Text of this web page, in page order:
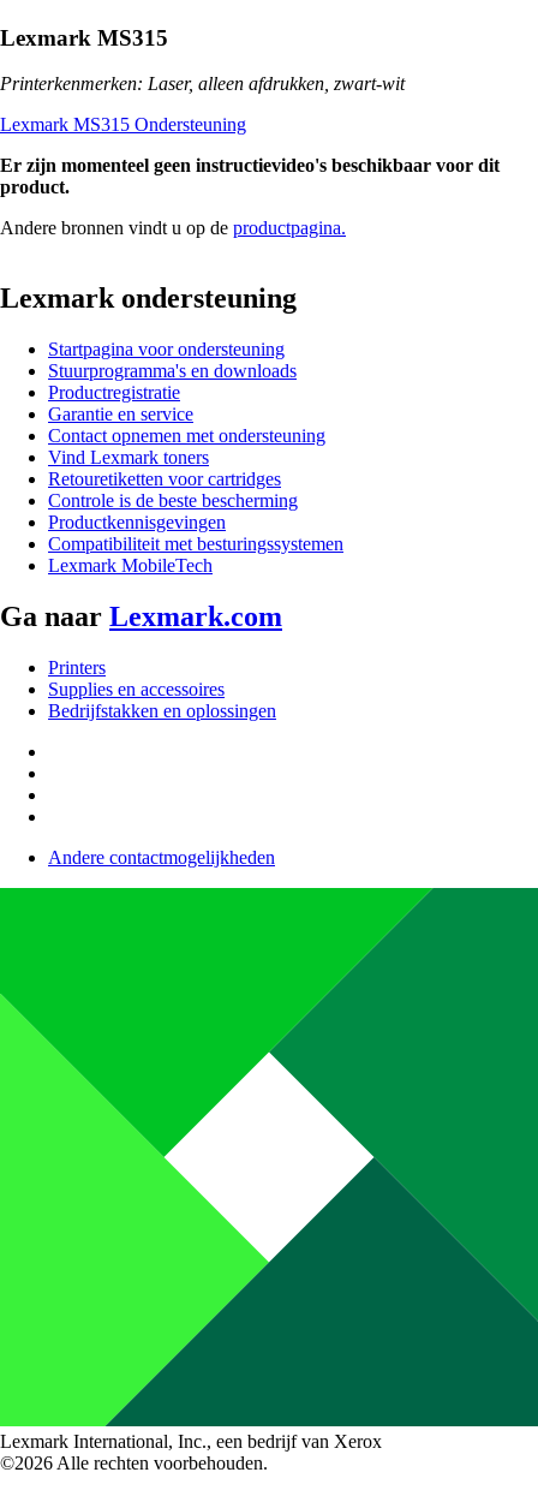
Lexmark MS315
Printerkenmerken: Laser, alleen afdrukken, zwart-wit
Lexmark MS315 Ondersteuning
Er zijn momenteel geen instructievideo's beschikbaar voor dit
product.
Andere bronnen vindt u op de productpagina.
Lexmark ondersteuning
Startpagina voor ondersteuning
Stuurprogramma's en downloads
Productregistratie
Garantie en service
Contact opnemen met ondersteuning
Vind Lexmark toners
Retouretiketten voor cartridges
Controle is de beste bescherming
Productkennisgevingen
Compatibiliteit met besturingssystemen
Lexmark MobileTech
Ga naar Lexmark.com
Printers
Supplies en accessoires
Bedrijfstakken en oplossingen
Andere contactmogelijkheden
Lexmark International, Inc., een bedrijf van Xerox
©2026 Alle rechten voorbehouden.